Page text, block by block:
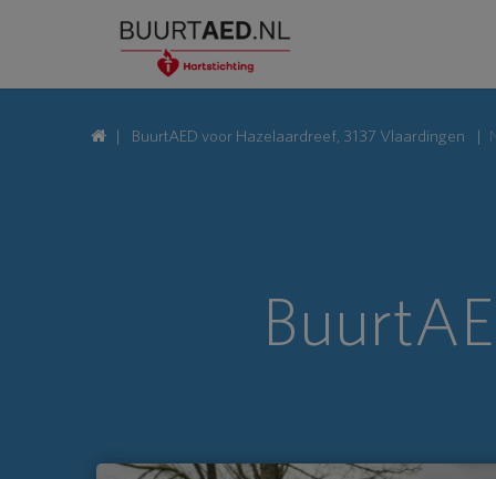
BuurtAED voor Hazelaardreef, 3137 Vlaardingen